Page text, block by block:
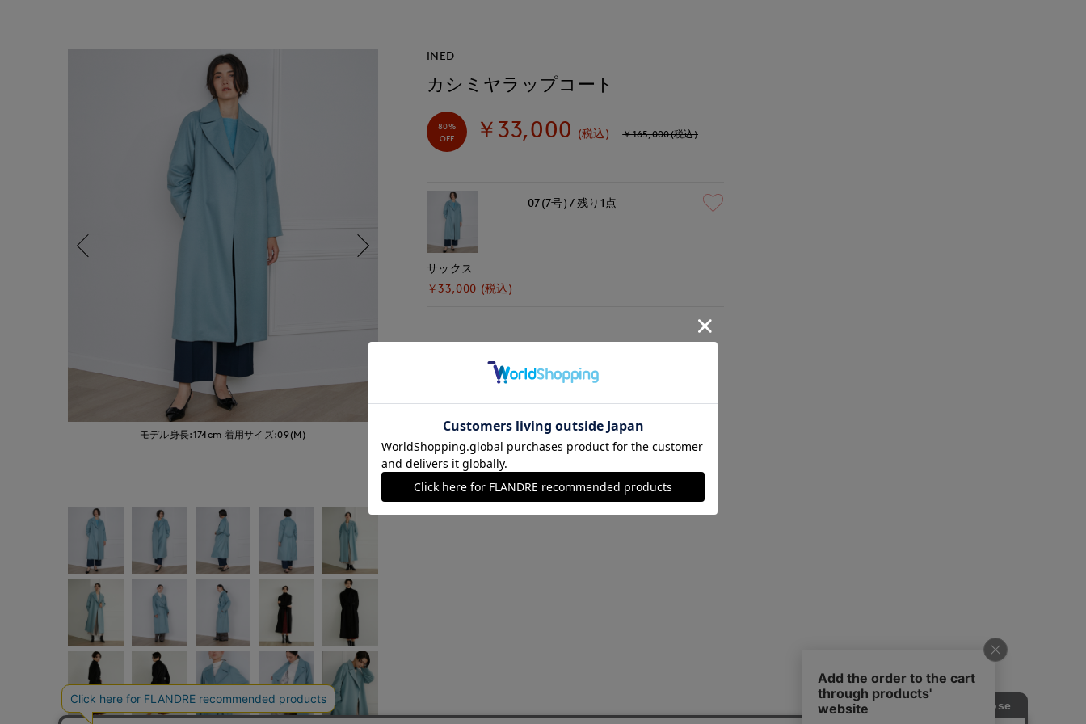
モデル身長:174cm 着用サイズ:09(M)
INED
カシミヤラップコート
80%
OFF
￥33,000 (税込) ￥165,000(税込)
サックス
￥33,000 (税込)
07(7号) 残り1点